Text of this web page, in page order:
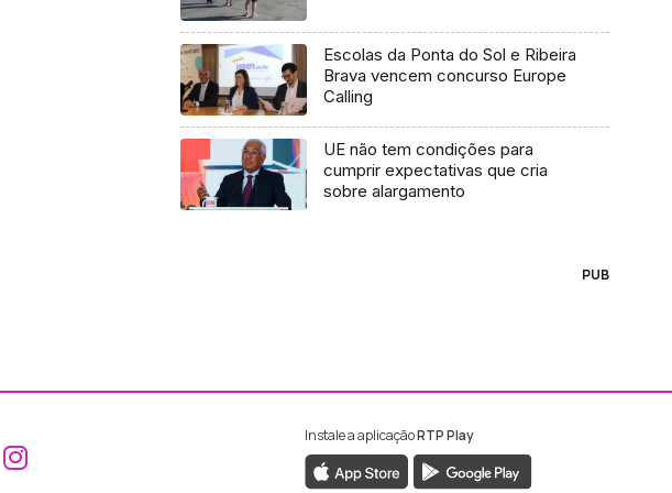
Escolas da Ponta do Sol e Ribeira
Brava vencem concurso Europe
Calling
UE não tem condições para
cumprir expectativas que cria
sobre alargamento
PUB
Aceder ao Facebook da RTP Madeira
Aceder ao Instagram da RTP Madeira
Instale a aplicaçãoRTP Play